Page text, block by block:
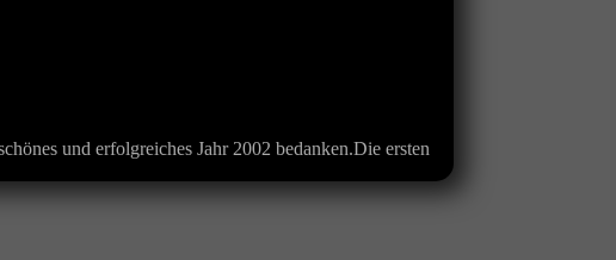
und erfolgreiches Jahr 2002 bedanken.Die ersten